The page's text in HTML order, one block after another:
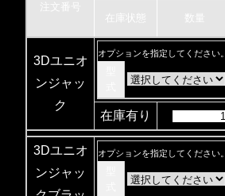
注文番号
在庫状態 数量
3Dユニオ
ンジャッ
ク
オプションを指定してください。
在庫有り
3Dユニオ
ンジャッ
オプションを指定してください。